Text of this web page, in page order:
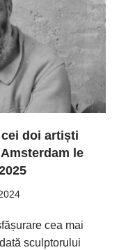
doi artiști
le
cea mai
sculptorului